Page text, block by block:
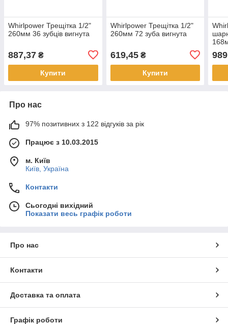
Whirlpower Трещітка 1/2"
260мм 36 зубців вигнута
887,37 ₴
Купити
Whirlpower Трещітка 1/2"
260мм 72 зуба вигнута
619,45₴
Купити
Про нас
97% позитивних з 122 відгуків за рік
Працює з 10.03.2015
м. Київ
Київ, Україна
Контакти
Сьогодні вихідний
Показати весь графік роботи
Про нас
Контакти
Доставка та оплата
Графік роботи